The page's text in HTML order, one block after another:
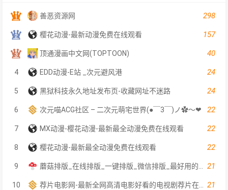
善恶资源网 298
樱花动漫-最新动漫免费在线观看 157
顶通漫画中文网(TOPTOON) 40
4 EDD动漫-E站 _次元避风港 24
5 黑狱科技永久地址发布页-收藏网址不迷路 24
6 次元喵ACG社区 – 二次元萌宅世界(●￣3￣)ノ✿～❤ 22
7 MX动漫-樱花动漫-最新最全动漫免费在线观看 22
8 樱花动漫-最新最全动漫免费在线观看 22
9 21
10 21